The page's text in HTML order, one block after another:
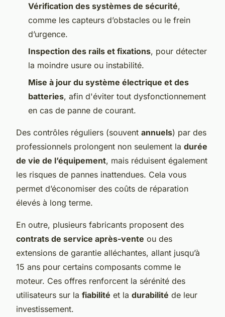
Vérification des systèmes de sécurité,
comme les capteurs d’obstacles ou le frein
d’urgence.
Inspection des rails et fixations, pour détecter
la moindre usure ou instabilité.
Mise à jour du système électrique et des
batteries, afin d'éviter tout dysfonctionnement
en cas de panne de courant.
Des contrôles réguliers (souvent annuels) par des
professionnels prolongent non seulement la durée
de vie de l’équipement, mais réduisent également
les risques de pannes inattendues. Cela vous
permet d’économiser des coûts de réparation
élevés à long terme.
En outre, plusieurs fabricants proposent des
contrats de service après-vente ou des
extensions de garantie alléchantes, allant jusqu’à
15 ans pour certains composants comme le
moteur. Ces offres renforcent la sérénité des
utilisateurs sur la fiabilité et la durabilité de leur
investissement.